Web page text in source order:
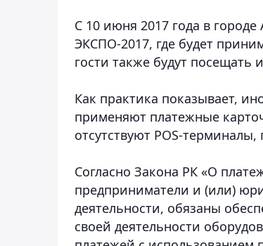
С 10 июня 2017 года в
ЭКСПО-2017, где будет
гости также будут посещать
Как практика показывает,
применяют платежные
отсутствуют POS-
Согласно Закона РК «О
предприниматели и (или)
деятельности, обязаны
своей деятельности